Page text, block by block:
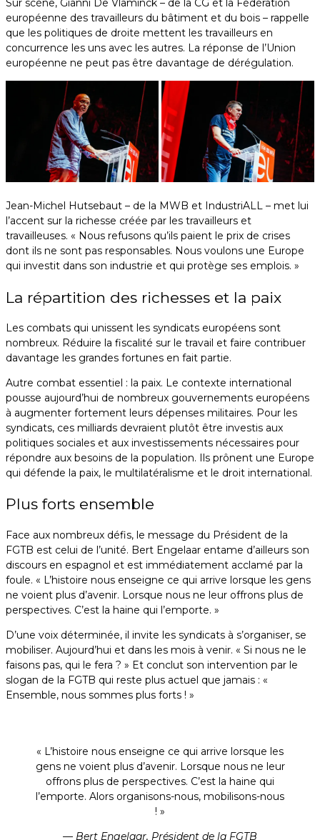
européenne des travailleurs du bâtiment et du bois – rappelle
que les politiques de droite mettent les travailleurs en
concurrence les uns avec les autres. La réponse de l’Union
européenne ne peut pas être davantage de dérégulation.
Jean-Michel Hutsebaut – de la MWB et IndustriALL – met lui
l’accent sur la richesse créée par les travailleurs et
travailleuses. « Nous refusons qu’ils paient le prix de crises
dont ils ne sont pas responsables. Nous voulons une Europe
qui investit dans son industrie et qui protège ses emplois. »
La répartition des richesses et la paix
Les combats qui unissent les syndicats européens sont
nombreux. Réduire la fiscalité sur le travail et faire contribuer
davantage les grandes fortunes en fait partie.
Autre combat essentiel : la paix. Le contexte international
pousse aujourd’hui de nombreux gouvernements européens
à augmenter fortement leurs dépenses militaires. Pour les
syndicats, ces milliards devraient plutôt être investis aux
politiques sociales et aux investissements nécessaires pour
répondre aux besoins de la population. Ils prônent une Europe
qui défende la paix, le multilatéralisme et le droit international.
Plus forts ensemble
Face aux nombreux défis, le message du Président de la
FGTB est celui de l’unité. Bert Engelaar entame d’ailleurs son
discours en espagnol et est immédiatement acclamé par la
foule. « L’histoire nous enseigne ce qui arrive lorsque les gens
ne voient plus d’avenir. Lorsque nous ne leur offrons plus de
perspectives. C’est la haine qui l’emporte. »
D’une voix déterminée, il invite les syndicats à s’organiser, se
mobiliser. Aujourd’hui et dans les mois à venir. « Si nous ne le
faisons pas, qui le fera ? » Et conclut son intervention par le
slogan de la FGTB qui reste plus actuel que jamais : «
Ensemble, nous sommes plus forts ! »
« L’histoire nous enseigne ce qui arrive lorsque les
gens ne voient plus d’avenir. Lorsque nous ne leur
offrons plus de perspectives. C’est la haine qui
l’emporte. Alors organisons-nous, mobilisons-nous
! »
— Bert Engelaar, Président de la FGTB